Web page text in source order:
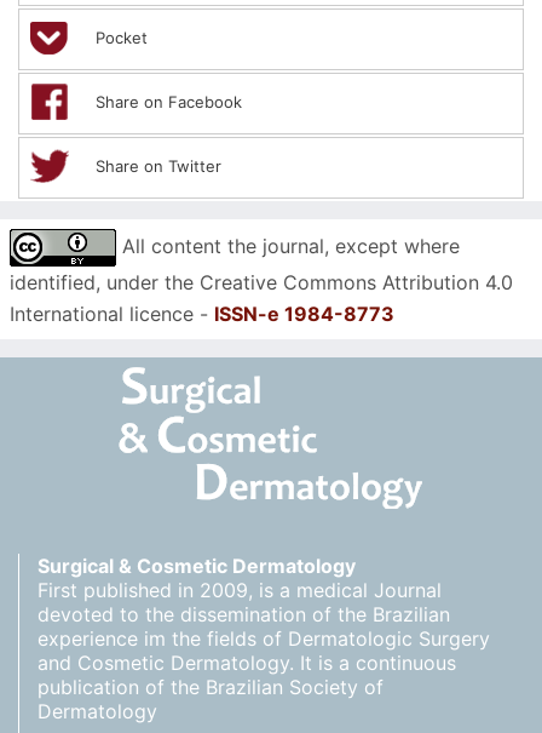
Pocket
Share on Facebook
Share on Twitter
All content the journal, except where
identified, under the Creative Commons Attribution 4.0
International licence - ISSN-e 1984-8773
Surgical & Cosmetic Dermatology
First published in 2009, is a medical Journal
devoted to the dissemination of the Brazilian
experience im the fields of Dermatologic Surgery
and Cosmetic Dermatology. It is a continuous
publication of the Brazilian Society of
Dermatology